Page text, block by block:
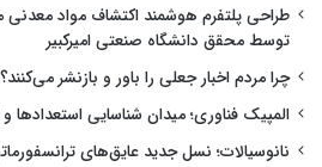
طراحی پلتفرم هوشمند اکتشاف مواد
توسط محقق دانشگاه صنعتی امیرکبیر
چرا مردم اخبار جعلی را باور و بازنشر می‌کنند؟
المپیک فناوری؛ میدان شناسایی
نانوسیالات؛ نسل جدید عایق‌های